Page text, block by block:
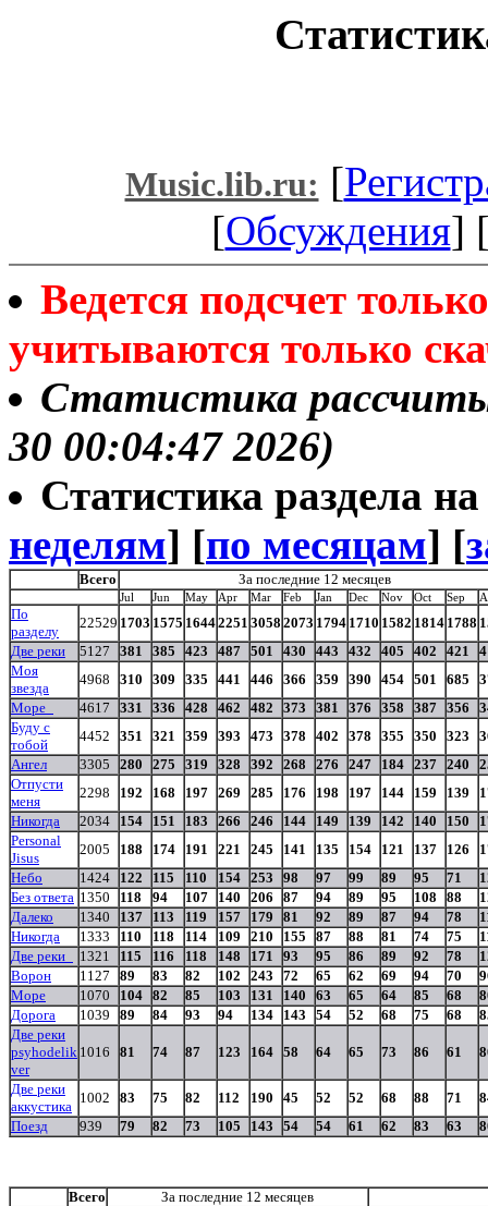
Music.lib.ru: [
[Обсуждения]
Ведется подсчет
учитываются только
Статистика
30 00:04:47 2026)
Статистика раздела
неделям] [по месяцам] [
Всего За последние 12 месяцев
Jul Jun May Apr Mar Feb Jan Dec Nov Oct Sep
По
разделу
22529 1703 1575 16442251 3058 2073 1794 1710 1582 1814 1788
Две реки
5127 381 385 423 487 501 430 443 432 405 402 421
Моя
звезда
4968 310 309 335 441 446 366 359 390 454 501 685
Море_
4617 331 336 428 462 482 373 381 376 358 387 356
Буду с
тобой
4452 351 321 359 393 473 378 402 378 355 350 323
Ангел
3305 280 275 319 328 392 268 276 247 184 237 240
Отпусти
меня
2298 192 168 197 269 285 176 198 197 144 159 139
Никогда
2034 154 151 183 266 246 144 149 139 142 140 150
Personal
Jisus
2005 188 174 191 221 245 141 135 154 121 137 126
Небо
1424 122 115 110 154 253 98 97 99 89 95 71
Без ответа 1350 118 94 107 140 206 87 94 89 95 108 88
Далеко
1340 137 113 119 157 179 81 92 89 87 94 78
Никогда
1333 110 118 114 109 210 155 87 88 81 74 75
Две реки_
1321 115 116 118 148 171 93 95 86 89 92 78
Ворон
1127 89 83 82 102 243 72 65 62 69 94 70
Море
1070 104 82 85 103 131 140 63 65 64 85 68
Дорога
1039 89 84 93 94 134 143 54 52 68 75 68
Две реки
psyhodelik
ver
1016 81 74 87 123 164 58 64 65 73 86 61
Две реки
аккустика
1002 83 75 82 112 190 45 52 52 68 88 71
Поезд
939 79 82 73 105 143 54 54 61 62 83 63
Всего За последние 12 месяцев